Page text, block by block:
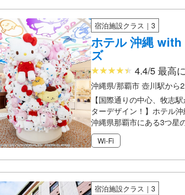
宿泊施設クラス｜3
ホテル 沖縄 with
ズ
4.4/5 最高
沖縄県/那覇市 壺川駅から
【国際通りの中心、牧志
ターデザイン！】ホテル
沖縄県那覇市にある3つ星
Wi-Fi
宿泊施設クラス｜3